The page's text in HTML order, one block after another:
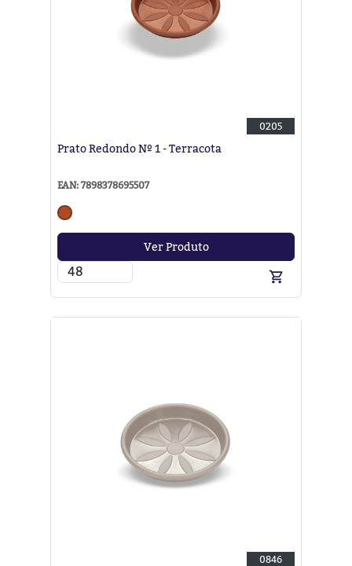
0205
Prato Redondo Nº 1 - Terracota
EAN: 7898378695507
Ver Produto
0846